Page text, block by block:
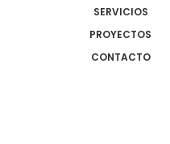
SERVICIOS
PROYECTOS
CONTACTO